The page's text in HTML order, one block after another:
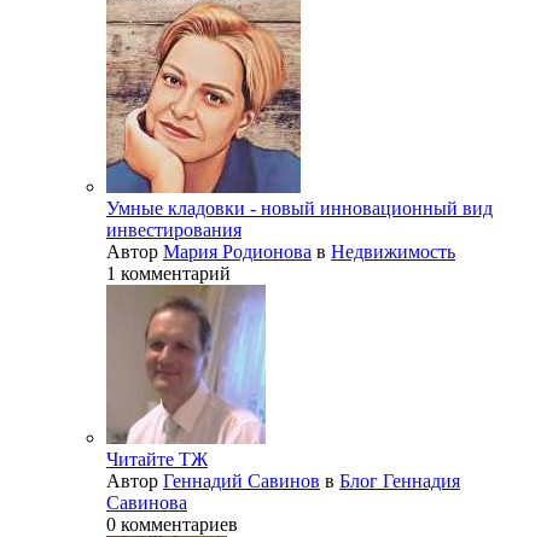
Умные кладовки - новый инновационный вид
инвестирования
Автор Мария Родионова в Недвижимость
1 комментарий
Читайте ТЖ
Автор Геннадий Савинов в Блог Геннадия
Савинова
0 комментариев